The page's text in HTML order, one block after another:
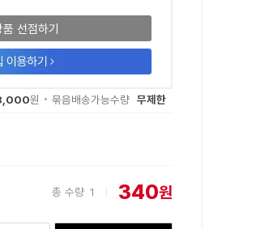
선점하기
원 묶음배송가능수량 무제한
총 수량 1 340원